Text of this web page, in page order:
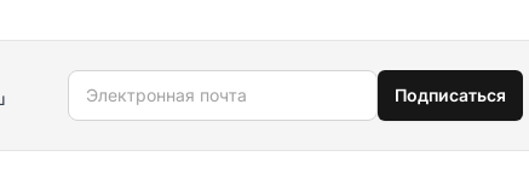
Электронная почта Подписаться